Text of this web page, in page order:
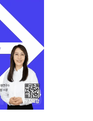
’로 나라·한국교회·다